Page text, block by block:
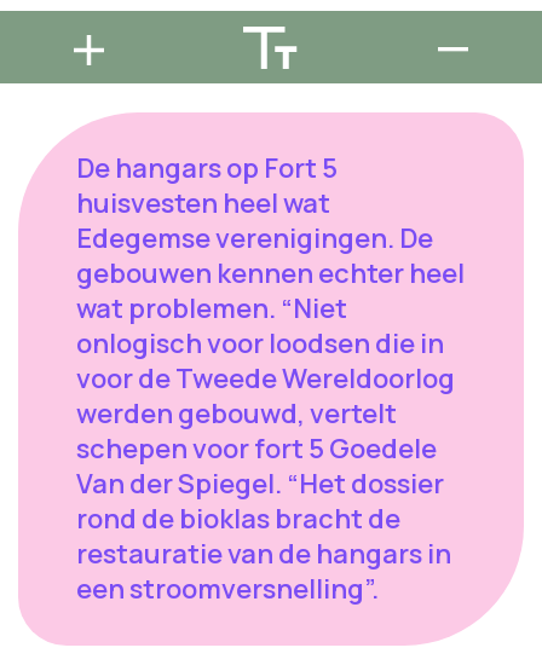
De hangars op Fort 5
huisvesten heel wat
Edegemse verenigingen. De
gebouwen kennen echter heel
wat problemen. “Niet
onlogisch voor loodsen die in
voor de Tweede Wereldoorlog
werden gebouwd, vertelt
schepen voor fort 5 Goedele
Van der Spiegel. “Het dossier
rond de bioklas bracht de
restauratie van de hangars in
een stroomversnelling”.